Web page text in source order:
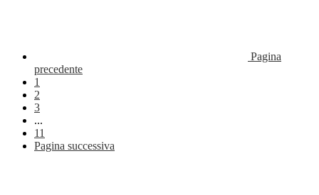
Pagina
precedente
1
2
3
...
11
Pagina successiva